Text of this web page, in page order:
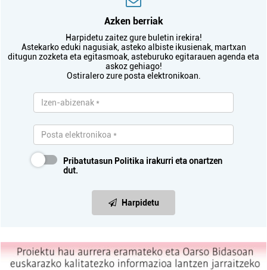
Azken berriak
Harpidetu zaitez gure buletin irekira!
Astekarko eduki nagusiak, asteko albiste ikusienak, martxan
ditugun zozketa eta egitasmoak, asteburuko egitarauen agenda eta
askoz gehiago!
Ostiralero zure posta elektronikoan.
Pribatutasun Politika irakurri eta onartzen
dut.
Harpidetu